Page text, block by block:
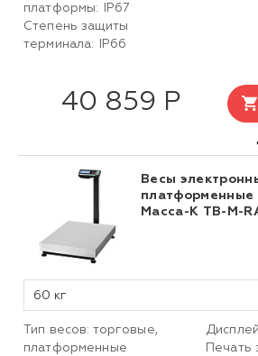
платформы: IP67
Степень защиты
терминала: IP66
40 859 Р
Весы
платформенные
Масса-К TB-M-
60 кг
Тип весов: торговые,
платформенные
Печать